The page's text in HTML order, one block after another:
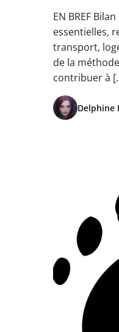
EN BREF
essentielles,
transport,
de la
contribuer à
Delphine